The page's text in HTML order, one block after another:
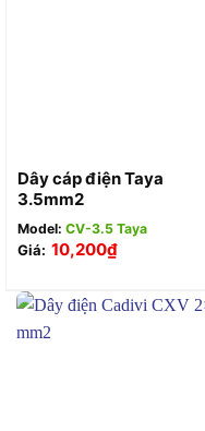
Dây cáp điện Taya
3.5mm2
Model: CV-3.5 Taya
Giá: 10,200₫